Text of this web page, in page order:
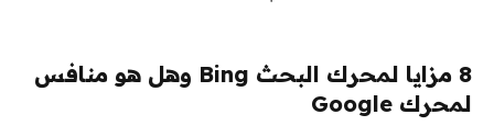
8 مزايا لمحرك البحث Bing وهل هو منافس
لمحرك Google